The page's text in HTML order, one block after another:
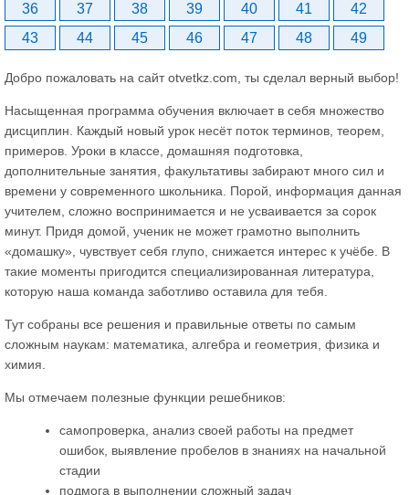
36
37 38 39 40 41
42
43
44 45 46 47 48 49
Добро пожаловать на сайт otvetkz.com, ты сделал верный выбор!
Насыщенная программа обучения включает в себя множество
дисциплин. Каждый новый урок несёт поток терминов, теорем,
примеров. Уроки в классе, домашняя подготовка,
дополнительные занятия, факультативы забирают много сил и
времени у современного школьника. Порой, информация данная
учителем, сложно воспринимается и не усваивается за сорок
минут. Придя домой, ученик не может грамотно выполнить
«домашку», чувствует себя глупо, снижается интерес к учёбе. В
такие моменты пригодится специализированная литература,
которую наша команда заботливо оставила для тебя.
Тут собраны все решения и правильные ответы по самым
сложным наукам: математика, алгебра и геометрия, физика и
химия.
Мы отмечаем полезные функции решебников:
самопроверка, анализ своей работы на предмет
ошибок, выявление пробелов в знаниях на начальной
стадии
подмога в выполнении сложный задач